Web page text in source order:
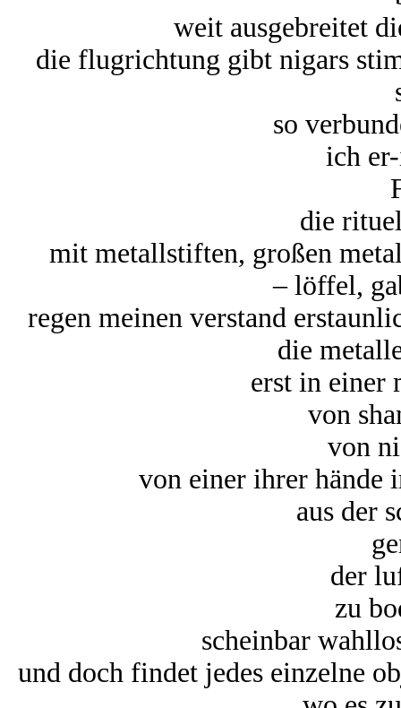
weit ausgebreitet
die flugrichtung gibt nigars
so
ich
die
mit metallstiften, großen
– löffel,
regen meinen verstand
die
erst in einer
von
von
von einer ihrer hände
aus der
der
zu
scheinbar
und doch findet jedes einzelne